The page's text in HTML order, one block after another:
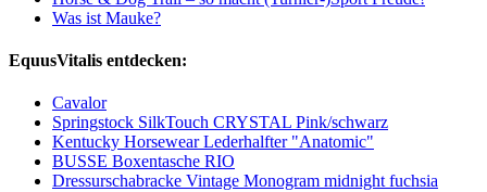
Was ist Mauke?
EquusVitalis entdecken:
Cavalor
Springstock SilkTouch CRYSTAL Pink/schwarz
Kentucky Horsewear Lederhalfter "Anatomic"
BUSSE Boxentasche RIO
Dressurschabracke Vintage Monogram midnight fuchsia